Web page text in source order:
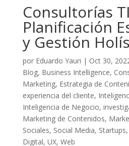
Consultorías
Planificación
y Gestión
por Eduardo Yauri | Oct 30,
Blog, Business Intelligence,
Marketing, Estrategia de
experiencia del cliente,
Inteligencia de Negocio,
Marketing de Contenidos,
Sociales, Social Media, Startups,
Digital, UX, Web